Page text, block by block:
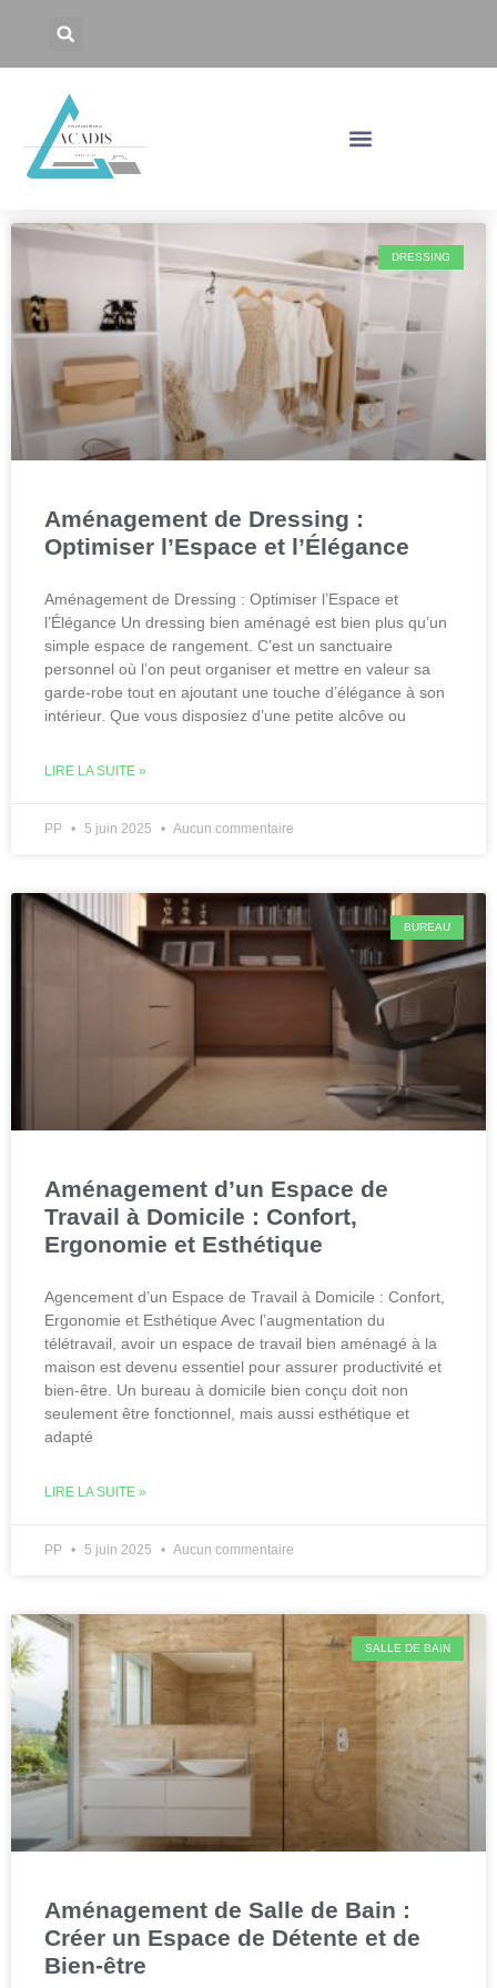
DRESSING
Aménagement de Dressing :
Optimiser l’Espace et l’Élégance
Aménagement de Dressing : Optimiser l’Espace et
l’Élégance Un dressing bien aménagé est bien plus qu’un
simple espace de rangement. C’est un sanctuaire
personnel où l’on peut organiser et mettre en valeur sa
garde-robe tout en ajoutant une touche d’élégance à son
intérieur. Que vous disposiez d’une petite alcôve ou
LIRE LA SUITE »
PP 5 juin 2025 Aucun commentaire
BUREAU
Aménagement d’un Espace de
Travail à Domicile : Confort,
Ergonomie et Esthétique
Agencement d’un Espace de Travail à Domicile : Confort,
Ergonomie et Esthétique Avec l’augmentation du
télétravail, avoir un espace de travail bien aménagé à la
maison est devenu essentiel pour assurer productivité et
bien-être. Un bureau à domicile bien conçu doit non
seulement être fonctionnel, mais aussi esthétique et
adapté
LIRE LA SUITE »
PP 5 juin 2025 Aucun commentaire
SALLE DE BAIN
Aménagement de Salle de Bain :
Créer un Espace de Détente et de
Bien-être